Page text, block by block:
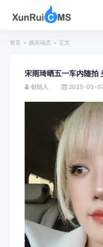
首页 娱乐动态 正文
宋雨琦晒五一车内随拍
创始人 2025-05-